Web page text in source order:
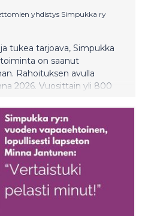
yhdistys Simpukka ry
tukea tarjoava, Simpukka
on saanut
Rahoituksen avulla
2026. Vuosittain yli 800
lapselle hänen taustastaan
toiminta on Suomessa